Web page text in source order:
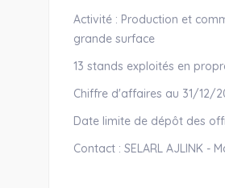
Activité : Production et
grande surface
13 stands exploités en
Chiffre d'affaires au 31/12/
Date limite de dépôt des
Contact : SELARL AJLINK -